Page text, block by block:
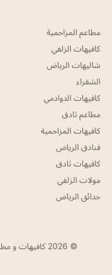
مطاعم المزاحمية
كافيهات الزلفي
شاليهات الرياض
الشقراء
كافيهات الدوادمي
مطاعم ثادق
كافيهات المزاحمية
فنادق الرياض
كافيهات ثادق
مولات الزلفي
حدائق الرياض
© 2026 كافيهات و مطاعم الرياض. جميع الحقوق محفوظة.